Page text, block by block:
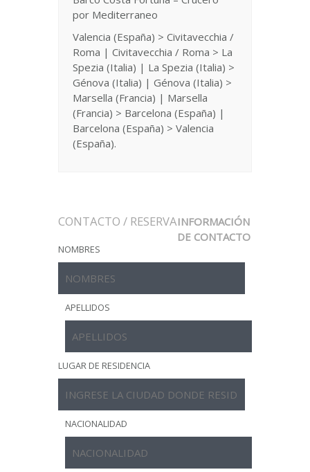
por Mediterraneo
Valencia (España) > Civitavecchia /
Roma | Civitavecchia / Roma > La
Spezia (Italia) | La Spezia (Italia) >
Génova (Italia) | Génova (Italia) >
Marsella (Francia) | Marsella
(Francia) > Barcelona (España) |
Barcelona (España) > Valencia
(España).
CONTACTO / RESERVAINFORMACIÓN
DE CONTACTO
NOMBRES
APELLIDOS
LUGAR DE RESIDENCIA
NACIONALIDAD